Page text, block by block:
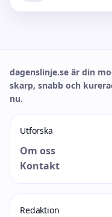
dagenslinje.se är din
skarp, snabb och
nu.
Utforska
Om oss
Kontakt
Redaktion